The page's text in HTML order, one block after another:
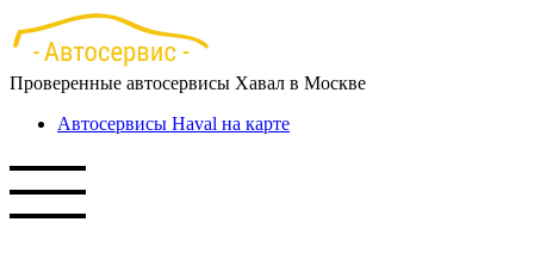
Перейти
к
основному
содержанию
Проверенные автосервисы Хавал в Москве
Автосервисы Haval на карте